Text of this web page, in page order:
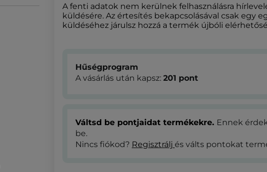
A fenti adatok nem kerülnek felhasználásra
küldésére. Az értesítés bekapcsolásával csak egy
küldéséhez járulsz hozzá a termék újbóli
Hűségprogram
A vásárlás után kapsz: 201 pont
Váltsd be pontjaidat termékekre. Ennek
be.
Nincs fiókod? Regisztrálj és válts pontokat